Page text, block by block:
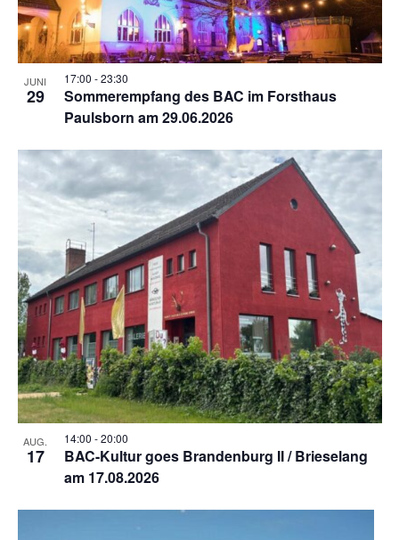
JUNI
29
Sommerempfang des BAC im Forsthaus
Paulsborn am 29.06.2026
17:00 -23:30
AUG.
17
BAC-Kultur goes Brandenburg II / Brieselang
am 17.08.2026
14:00 -20:00